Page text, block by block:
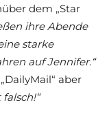
dem „Star
ihre Abende
starke
auf Jennifer.“
aber